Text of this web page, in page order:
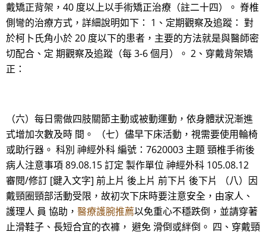
戴矯正背架，40 度以上以手術矯正治療（註二十四）。 脊椎
側彎的治療方式，詳細說明如下： 1、定期觀察及追蹤： 對
於柯卜氏角小於 20 度以下的患者，主要的方法就是與醫師密
切配合、定 期觀察及追蹤（每 3-6 個月）。 2、穿戴背架矯
正：
（六）每日需做四肢關節主動或被動運動，依身體狀況漸進
式增加次數及時 間。 （七）儘早下床活動，視需要使用輪椅
或助行器。 科別 神經外科 編號：7620003 主題 頸椎手術後
病人注意事項 89.08.15 訂定 製作單位 神經外科 105.08.12
審閱/修訂 [鍵入文字] 前上片 後上片 前下片 後下片 （八）因
戴頸圈頸部活動受限，故初次下床時要注意安全，由家人、
護理人 員 協助， 醫療護腕推薦以免重心不穩跌倒，並請穿著
止滑鞋子、長短合宜的衣褲， 避免 滑倒或絆倒。 四、穿戴頸